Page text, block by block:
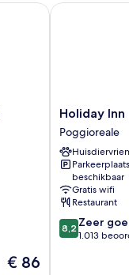
De
€ 86
Holiday
Inn
Naples
by
IHG
Poggioreale
Holiday Inn
Poggioreale
beschikbaar
Gratis wifi
Restaurant
8.2
van
8,2 Zeer
1.013
Holiday Inn